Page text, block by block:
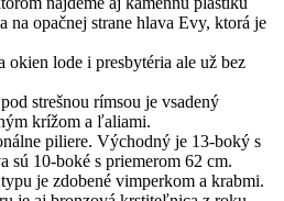
na opačnej strane hlava Evy, ktorá je
okien lode i presbytéria ale už bez
strešnou rímsou je vsadený
krížom a ľaliami.
piliere. Východný je 13-boký s
sú 10-boké s priemerom 62 cm.
je zdobené vimperkom a krabmi.